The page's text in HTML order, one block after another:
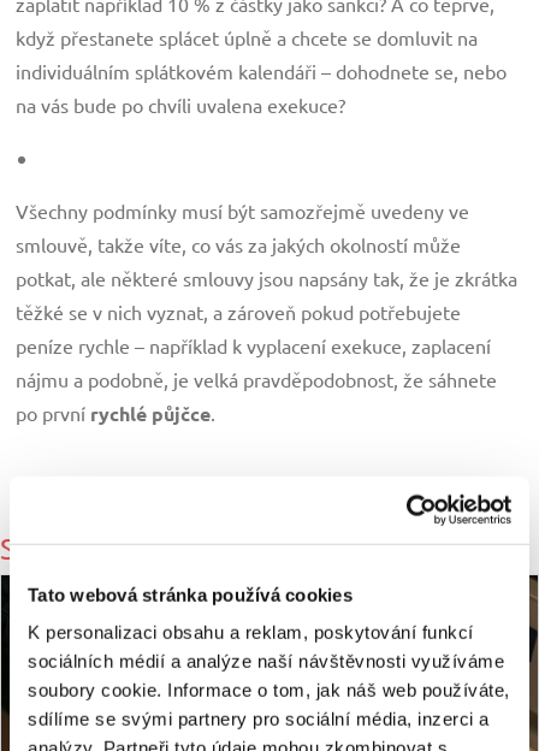
Tato webová stránka používá cookies
K personalizaci obsahu a reklam, poskytování funkcí
sociálních médií a analýze naší návštěvnosti využíváme
soubory cookie. Informace o tom, jak náš web používáte,
sdílíme se svými partnery pro sociální média, inzerci a
když přestanete splácet úplně a chcete se domluvit na
individuálním splátkovém kalendáři – dohodnete se, nebo
na vás bude po chvíli uvalena exekuce?
Všechny podmínky musí být samozřejmě uvedeny ve
smlouvě, takže víte, co vás za jakých okolností může
potkat, ale některé smlouvy jsou napsány tak, že je zkrátka
těžké se v nich vyznat, a zároveň pokud potřebujete
peníze rychle – například k vyplacení exekuce, zaplacení
nájmu a podobně, je velká pravděpodobnost, že sáhnete
po první rychlé půjčce
SOUVISEJÍCÍ